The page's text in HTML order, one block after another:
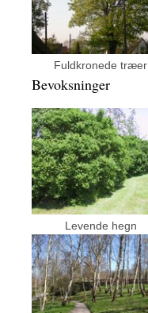
Fuldkronede træer
Bevoksninger
Levende hegn